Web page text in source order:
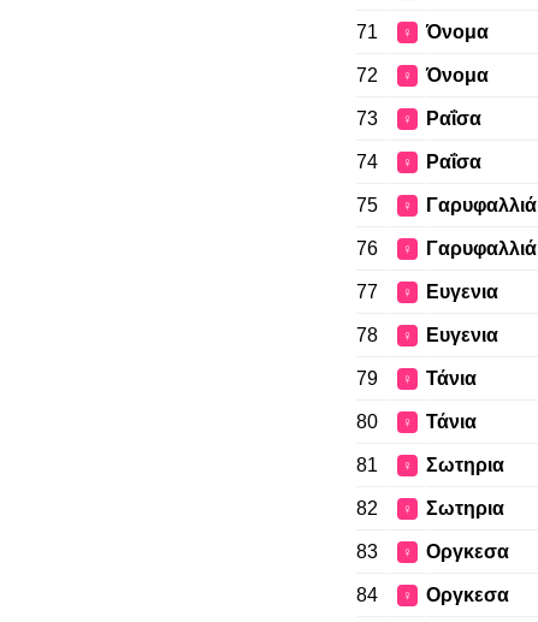
71 ♀ Όνομα
72 ♀ Όνομα
73 ♀ Ραΐσα
74 ♀ Ραΐσα
75 ♀ Γαρυφαλλιά
76 ♀ Γαρυφαλλιά
77 ♀ Ευγενια
78 ♀ Ευγενια
79 ♀ Τάνια
80 ♀ Τάνια
81 ♀ Σωτηρια
82 ♀ Σωτηρια
83 ♀ Οργκεσα
84 ♀ Οργκεσα